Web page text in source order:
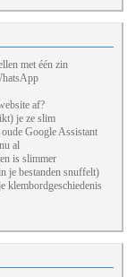
met één zin
af?
je ze slim
Google Assistant
al
is slimmer
je bestanden snuffelt)
klembordgeschiedenis